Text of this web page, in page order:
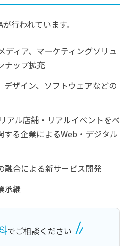
行われています。
ディア、マーケティングソリュ
ナップ拡充
デザイン、ソフトウェアなどの
アル店舗・リアルイベントをベ
する企業によるWeb・デジタル
融合による新サービス開発
承継
でご相談ください